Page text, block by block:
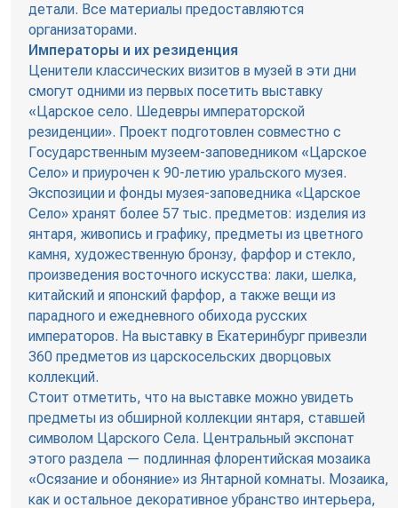
детали. Все материалы предоставляются
организаторами.
Императоры и их резиденция
Ценители классических визитов в музей в эти дни
смогут одними из первых посетить выставку
«Царское село. Шедевры императорской
резиденции». Проект подготовлен совместно с
Государственным музеем-заповедником «Царское
Село» и приурочен к 90-летию уральского музея.
Экспозиции и фонды музея-заповедника «Царское
Село» хранят более 57 тыс. предметов: изделия из
янтаря, живопись и графику, предметы из цветного
камня, художественную бронзу, фарфор и стекло,
произведения восточного искусства: лаки, шелка,
китайский и японский фарфор, а также вещи из
парадного и ежедневного обихода русских
императоров. На выставку в Екатеринбург привезли
360 предметов из царскосельских дворцовых
коллекций.
Стоит отметить, что на выставке можно увидеть
предметы из обширной коллекции янтаря, ставшей
символом Царского Села. Центральный экспонат
этого раздела — подлинная флорентийская мозаика
«Осязание и обоняние» из Янтарной комнаты. Мозаика,
как и остальное декоративное убранство интерьера,